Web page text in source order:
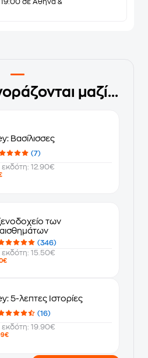
19:00 σε Αθήνα &
μαζί...
Βασίλισσες
(7)
εκδότη: 12.90€
των
(346)
εκδότη: 15.50€
5-λεπτες Ιστορίες
(16)
εκδότη: 19.90€